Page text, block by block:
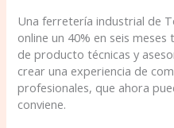
Una ferretería industrial de
online un 40% en seis
de producto técnicas y
crear una experiencia de
profesionales, que ahora
conviene.